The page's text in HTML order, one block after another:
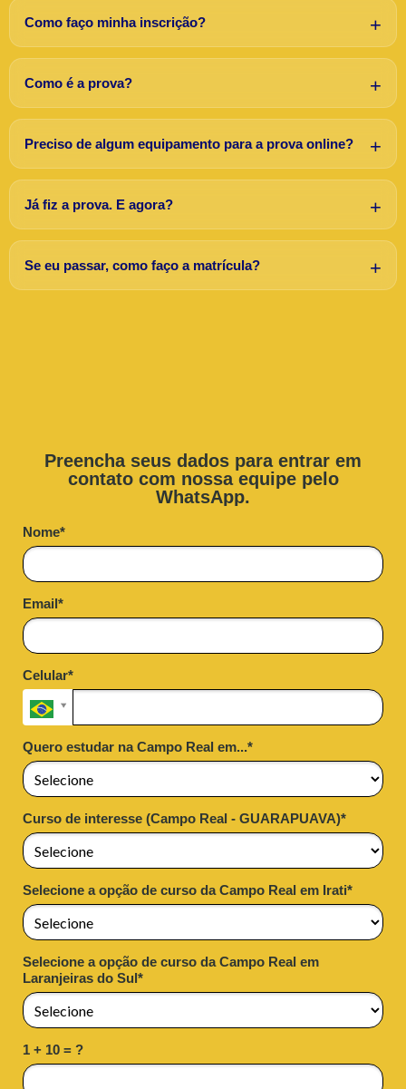
Como faço minha inscrição?
Como é a prova?
Preciso de algum equipamento para a prova online?
Já fiz a prova. E agora?
Se eu passar, como faço a matrícula?
Preencha seus dados para entrar em
contato com nossa equipe pelo
WhatsApp.
Nome*
Email*
Celular*
Quero estudar na Campo Real em...*
Curso de interesse (Campo Real - GUARAPUAVA)*
Selecione a opção de curso da Campo Real em Irati*
Selecione a opção de curso da Campo Real em
Laranjeiras do Sul*
1 + 10 = ?